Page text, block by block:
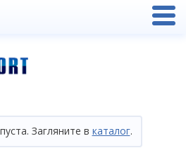
Загляните в каталог.